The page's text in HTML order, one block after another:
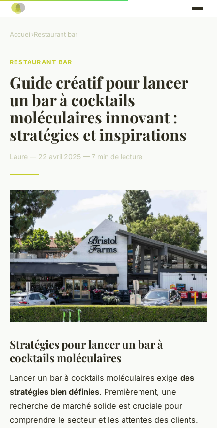
Accueil›Restaurant bar
RESTAURANT BAR
Guide créatif pour lancer
un bar à cocktails
moléculaires innovant :
stratégies et inspirations
Laure — 22 avril 2025 — 7 min de lecture
Stratégies pour lancer un bar à
cocktails moléculaires
Lancer un bar à cocktails moléculaires exige des
stratégies bien définies. Premièrement, une
recherche de marché solide est cruciale pour
comprendre le secteur et les attentes des clients.